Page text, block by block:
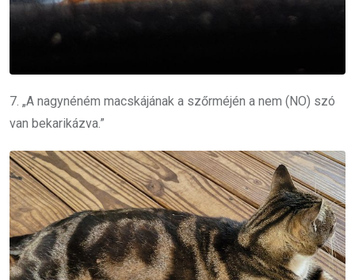
7. „A nagynéném macskájának a szőrméjén a nem (NO) szó
van bekarikázva.”